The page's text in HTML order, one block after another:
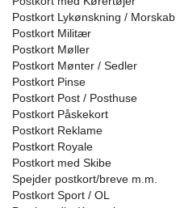
Postkort Lykønskning / Morskab
Postkort Militær
Postkort Møller
Postkort Mønter / Sedler
Postkort Pinse
Postkort Post / Posthuse
Postkort Påskekort
Postkort Reklame
Postkort Royale
Postkort med Skibe
Spejder postkort/breve m.m.
Postkort Sport / OL